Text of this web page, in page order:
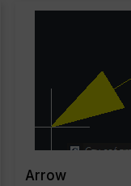
Arrow